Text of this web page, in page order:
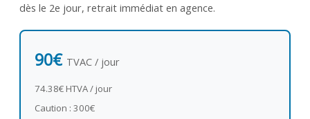
dès le 2e jour, retrait immédiat en agence.
90€ TVAC / jour
74.38€ HTVA / jour
Caution : 300€